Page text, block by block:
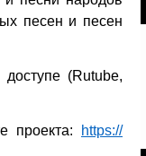
песен и песен
(Rutube,
проекта:
https://